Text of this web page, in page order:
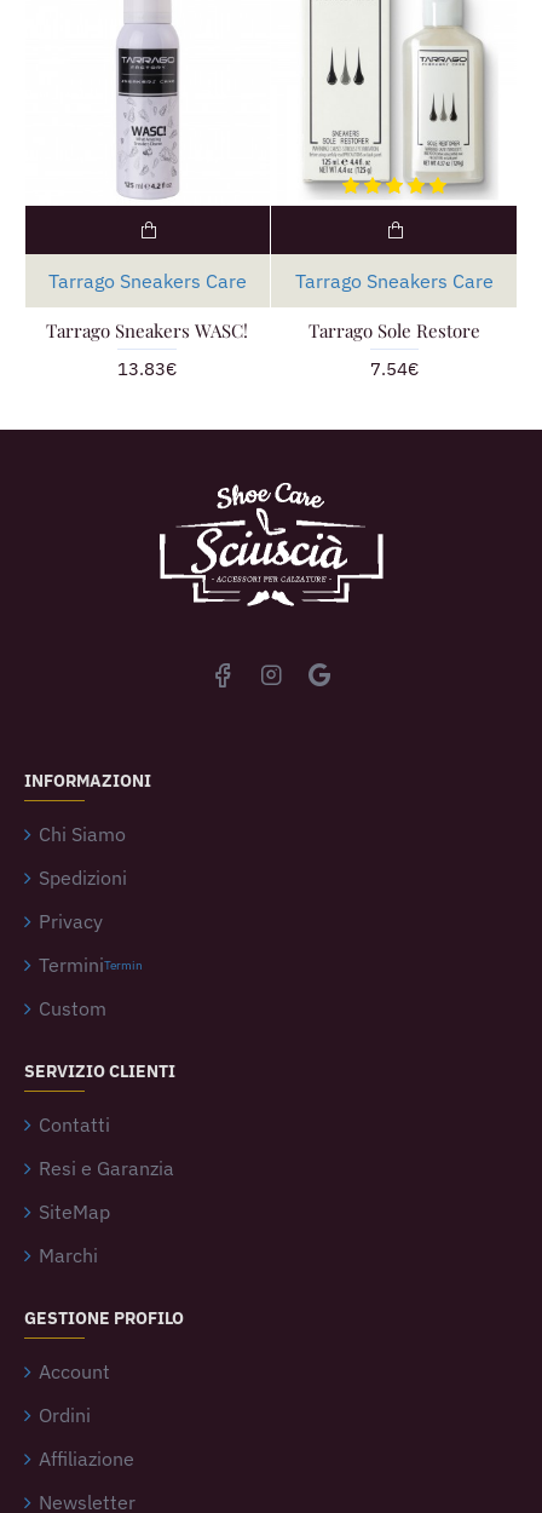
Tarrago Sneakers Care
Tarrago Sneakers WASC!
13.83€
Tarrago Sneakers Care
Tarrago Sole Restore
7.54€
INFORMAZIONI
Chi Siamo
Spedizioni
Privacy
TerminiTermin
Custom
SERVIZIO CLIENTI
Contatti
Resi e Garanzia
SiteMap
Marchi
GESTIONE PROFILO
Account
Ordini
Affiliazione
Newsletter